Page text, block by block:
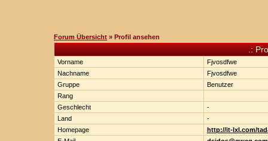
Forum Übersicht » Profil ansehen
.:
Vorname
Fjvosdfwe
Nachname
Fjvosdfwe
Gruppe
Benutzer
Rang
Geschlecht
-
Land
-
Homepage
http://it-lxl.com/